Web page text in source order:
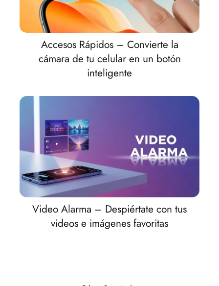
Accesos Rápidos – Convierte la
cámara de tu celular en un botón
inteligente
Video Alarma – Despiértate con tus
videos e imágenes favoritas